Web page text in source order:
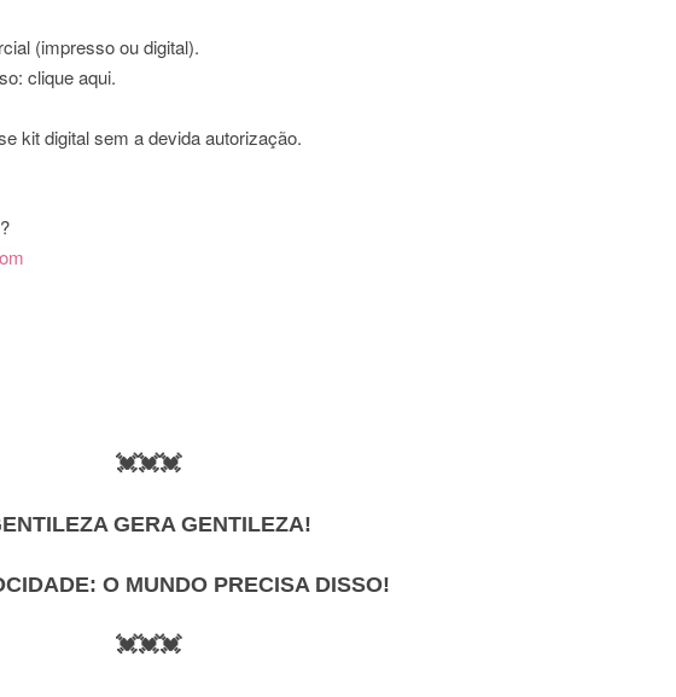
(impresso ou digital).
clique aqui.
kit digital sem a devida autorização.
💓💓💓
GERA GENTILEZA!
O MUNDO PRECISA DISSO!
💓💓💓